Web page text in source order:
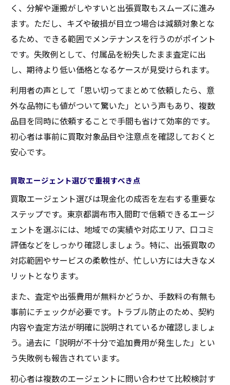
く、分解や運搬がしやすいと出張買取もスムーズに進み
ます。ただし、キズや破損が目立つ場合は減額対象とな
るため、できる範囲でメンテナンスを行うのがポイント
です。失敗例として、付属品を紛失したまま査定に出
し、期待より低い価格となるケースが見受けられます。
利用者の声として「思い切ってまとめて依頼したら、意
外な品物にも値がついて驚いた」という声もあり、複数
品目を同時に依頼することで手間も省けて効率的です。
初心者は事前に買取対象品目や注意点を確認しておくと
安心です。
買取エージェント選びで重視すべき点
買取エージェント選びは現金化の成否を左右する重要な
ステップです。東京都調布市入間町で信頼できるエージ
ェントを選ぶには、地域での実績や対応エリア、口コミ
評価などをしっかり確認しましょう。特に、出張買取の
対応範囲やサービスの柔軟性が、忙しい方には大きなメ
リットとなります。
また、査定や出張費用が無料かどうか、手数料の有無も
事前にチェックが必要です。トラブル防止のため、契約
内容や査定方法が明確に説明されているか確認しましょ
う。過去に「説明が不十分で追加費用が発生した」とい
う失敗例も報告されています。
初心者は複数のエージェントに問い合わせて比較検討す